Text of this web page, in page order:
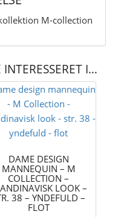
M-collection
I…
DAME DESIGN
MANNEQUIN – M
COLLECTION –
LOOK –
38 – YNDEFULD –
FLOT